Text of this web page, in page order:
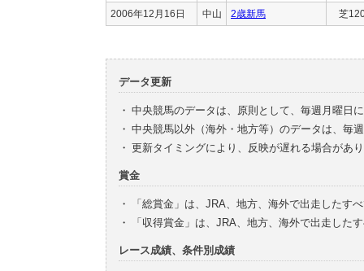
2006年12月16日 中山 2歳新馬 芝
データ更新
・ 中央競馬のデータは、原則として、毎週月曜日
・ 中央競馬以外（海外・地方等）のデータは、毎
・ 更新タイミングにより、反映が遅れる場合があ
賞金
・
「総賞金」は、JRA、地方、海外で出走したす
・
「収得賞金」は、JRA、地方、海外で出走した
レース成績、条件別成績